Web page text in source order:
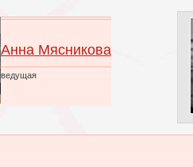
Анна Мясникова
ведущая